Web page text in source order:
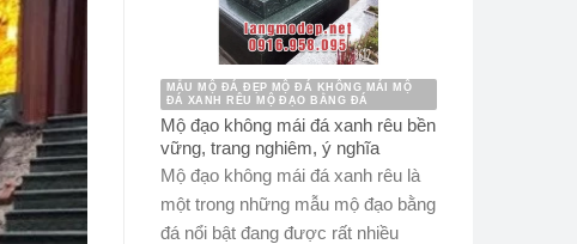
MẪU MỘ ĐÁ ĐẸP MỘ ĐÁ KHÔNG MÁI MỘ
ĐÁ XANH RÊU MỘ ĐẠO BẰNG ĐÁ
Mộ đạo không mái đá xanh rêu bền
vững, trang nghiêm, ý nghĩa
Mộ đạo không mái đá xanh rêu là
một trong những mẫu mộ đạo bằng
đá nổi bật đang được rất nhiều